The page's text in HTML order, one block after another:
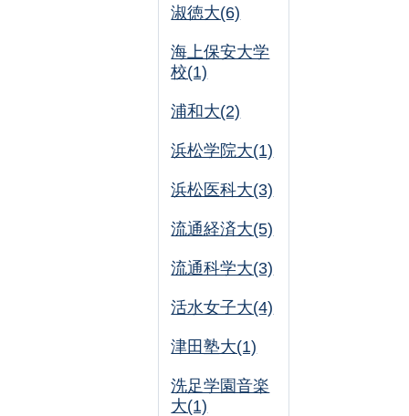
淑徳大(6)
海上保安大学
校(1)
浦和大(2)
浜松学院大(1)
浜松医科大(3)
流通経済大(5)
流通科学大(3)
活水女子大(4)
津田塾大(1)
洗足学園音楽
大(1)